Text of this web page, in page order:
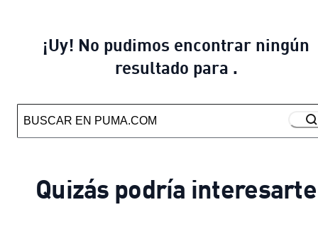
¡Uy! No pudimos encontrar ningún
resultado para .
Quizás podría interesarte